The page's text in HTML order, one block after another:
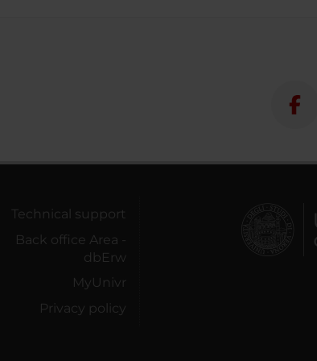
Technical support
Back office Area -
dbErw
MyUnivr
Privacy policy